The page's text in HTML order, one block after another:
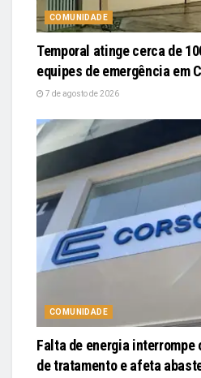
COMUNIDADE
Temporal atinge cerca de
equipes de emergência em
7 de agosto de 2026
COMUNIDADE
Falta de energia interrompe
de tratamento e afeta